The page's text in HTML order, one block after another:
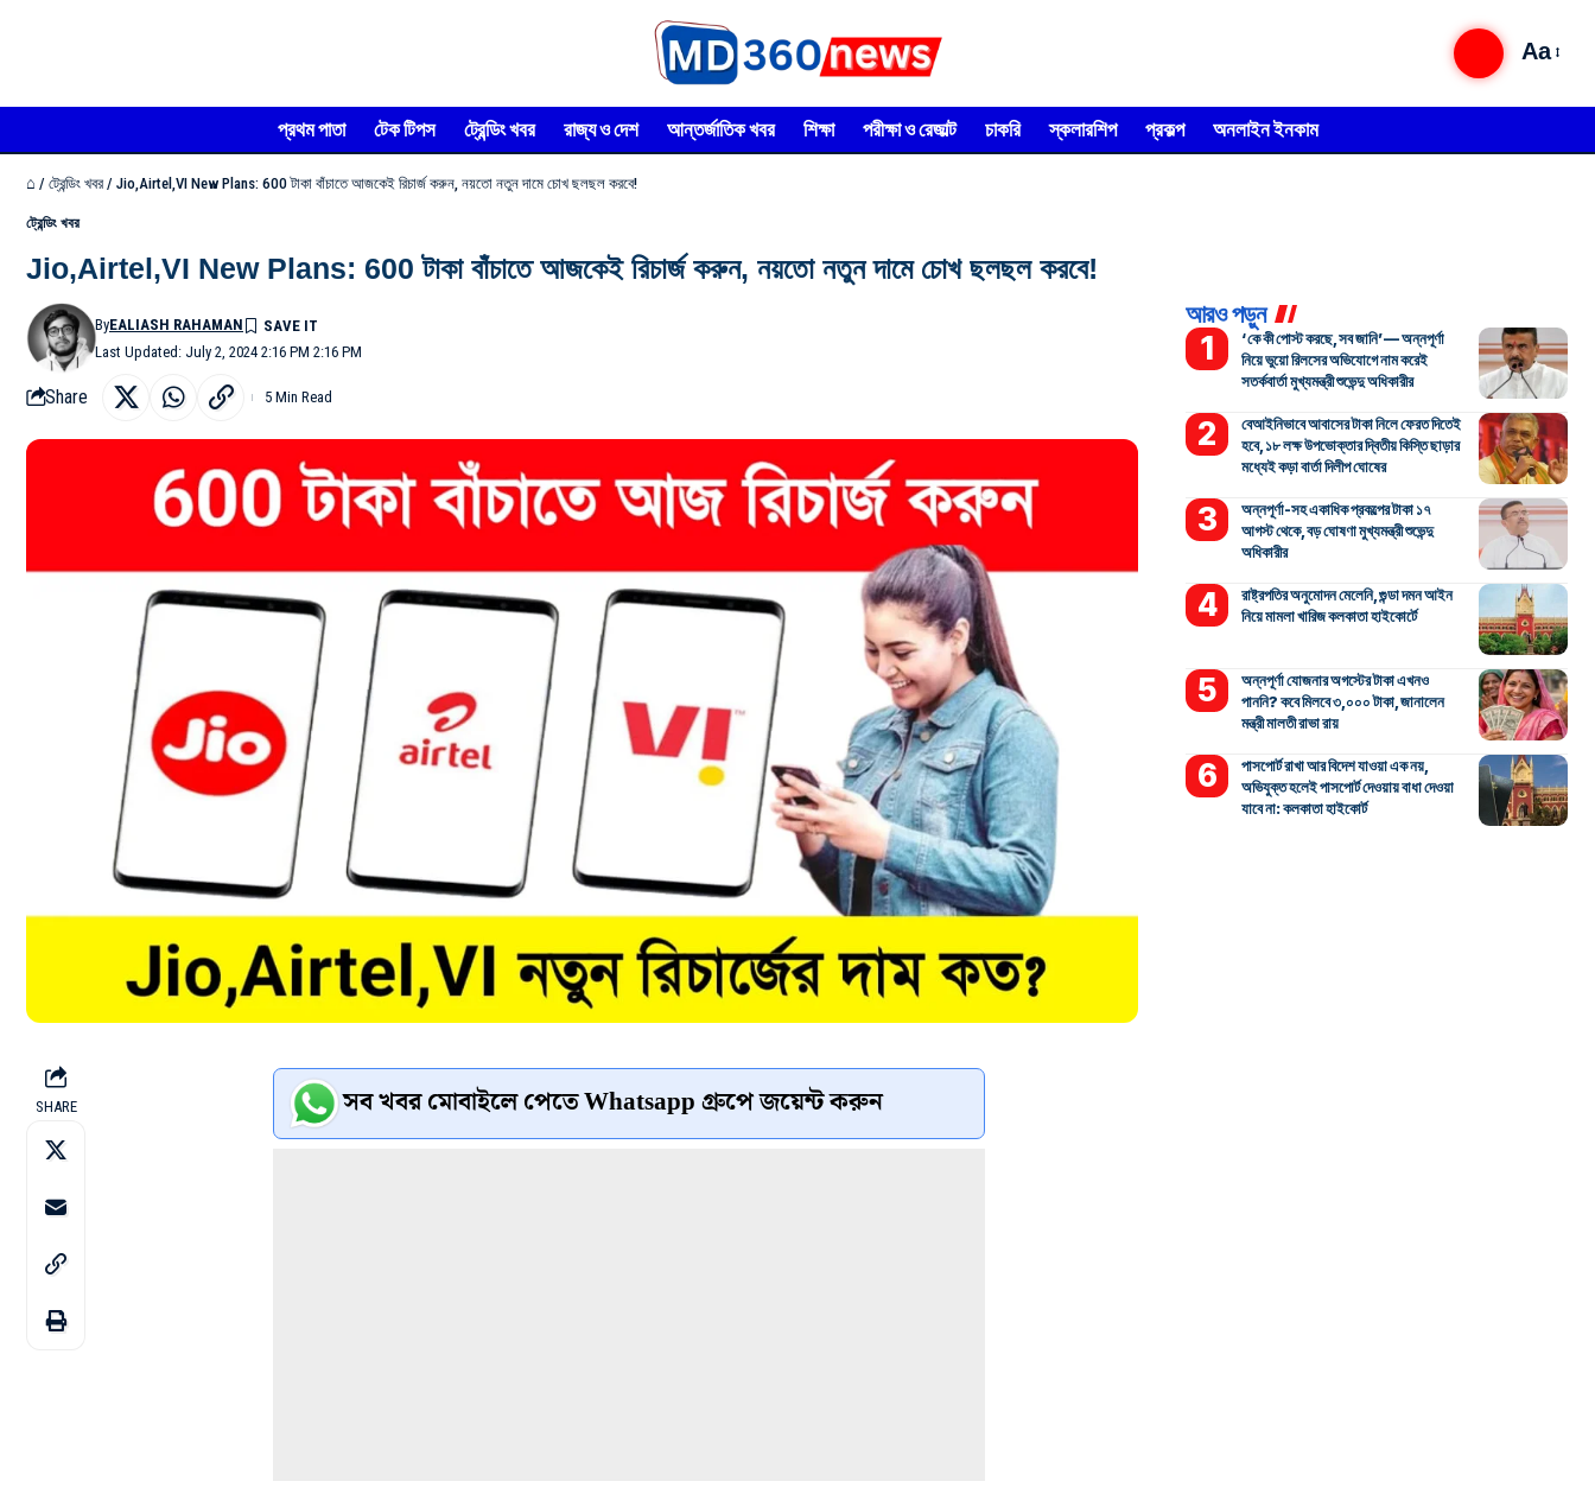
Aa
প্রথম পাতা টেক টিপস ট্রেন্ডিং খবর রাজ্য ও দেশ আন্তর্জাতিক খবর শিক্ষা পরীক্ষা ও রেজাল্ট চাকরি স্কলারশিপ প্রকল্প অনলাইন ইনকাম
⌂ / ট্রেন্ডিং খবর / Jio,Airtel,VI New Plans: 600 টাকা বাঁচাতে আজকেই রিচার্জ করুন, নয়তো নতুন দামে চোখ ছলছল করবে!
ট্রেন্ডিং খবর
Jio,Airtel,VI New Plans: 600 টাকা বাঁচাতে আজকেই রিচার্জ করুন, নয়তো নতুন দামে চোখ ছলছল করবে!
Last Updated: July 2, 2024 2:16 PM 2:16 PM
ByEALIASH RAHAMAN
Share 5 Min Read
SHARE সব খবর মোবাইলে পেতে Whatsapp গ্রুপে জয়েন্ট করুন
আরও পড়ুন
‘কে কী পোস্ট করছে, সব জানি’— অন্নপূর্ণা
নিয়ে ভুয়ো রিলসের অভিযোগে নাম করেই
সতর্কবার্তা মুখ্যমন্ত্রী শুভেন্দু অধিকারীর
বেআইনিভাবে আবাসের টাকা নিলে ফেরত দিতেই
হবে, ১৮ লক্ষ উপভোক্তার দ্বিতীয় কিস্তি ছাড়ার
মধ্যেই কড়া বার্তা দিলীপ ঘোষের
অন্নপূর্ণা-সহ একাধিক প্রকল্পের টাকা ১৭
আগস্ট থেকে, বড় ঘোষণা মুখ্যমন্ত্রী শুভেন্দু
অধিকারীর
রাষ্ট্রপতির অনুমোদন মেলেনি, গুন্ডা দমন আইন
নিয়ে মামলা খারিজ কলকাতা হাইকোর্টে
অন্নপূর্ণা যোজনার অগস্টের টাকা এখনও
পাননি? কবে মিলবে ৩,০০০ টাকা, জানালেন
মন্ত্রী মালতী রাভা রায়
পাসপোর্ট রাখা আর বিদেশ যাওয়া এক নয়,
অভিযুক্ত হলেই পাসপোর্ট দেওয়ায় বাধা দেওয়া
যাবে না: কলকাতা হাইকোর্ট